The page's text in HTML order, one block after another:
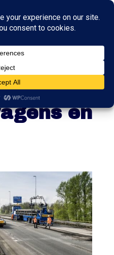
dicht
en